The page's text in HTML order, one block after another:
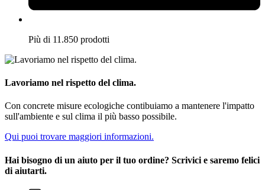
Più di 11.850 prodotti
Lavoriamo nel rispetto del clima.
Con concrete misure ecologiche contibuiamo a mantenere l'impatto
sull'ambiente e sul clima il più basso possibile.
Qui puoi trovare maggiori informazioni.
Hai bisogno di un aiuto per il tuo ordine? Scrivici e saremo felici
di aiutarti.